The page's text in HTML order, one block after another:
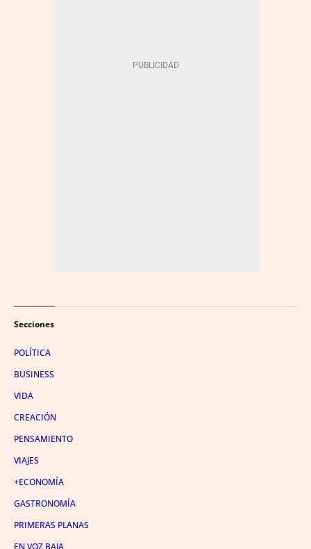
Secciones
POLÍTICA
BUSINESS
VIDA
CREACIÓN
PENSAMIENTO
VIAJES
+ECONOMÍA
GASTRONOMÍA
PRIMERAS PLANAS
EN VOZ BAJA